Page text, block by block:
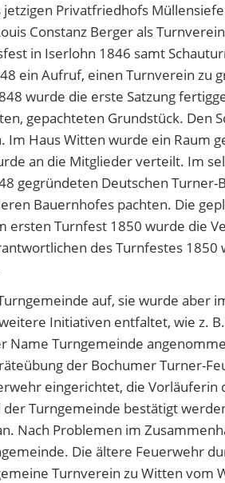
Privatfriedhofs
Constanz Berger als
in Iserlohn 1846 samt
ein Aufruf, einen Turnverein zu
wurde die erste Satzung
gepachteten Grundstück. Den
Haus Witten wurde ein Raum
an die Mitglieder verteilt. Im
gegründeten Deutschen
Bauernhofes pachten. Die
Turnfest 1850 wurde die
des Turnfestes 1850
auf, sie wurde aber
Initiativen entfaltet, wie z.
Turngemeinde
der Bochumer Turner-
eingerichtet, die
Turngemeinde bestätigt
Nach Problemen im
Die ältere Feuerwehr
Turnverein zu Witten vom